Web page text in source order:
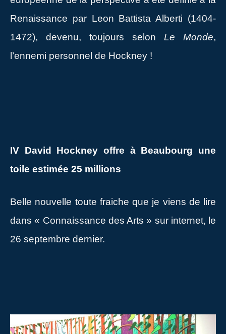
Renaissance par Leon Battista Alberti (1404-
1472), devenu, toujours selon Le Monde,
l’ennemi personnel de Hockney !
IV David Hockney offre à Beaubourg une
toile estimée 25 millions
Belle nouvelle toute fraiche que je viens de lire
dans « Connaissance des Arts » sur internet, le
26 septembre dernier.